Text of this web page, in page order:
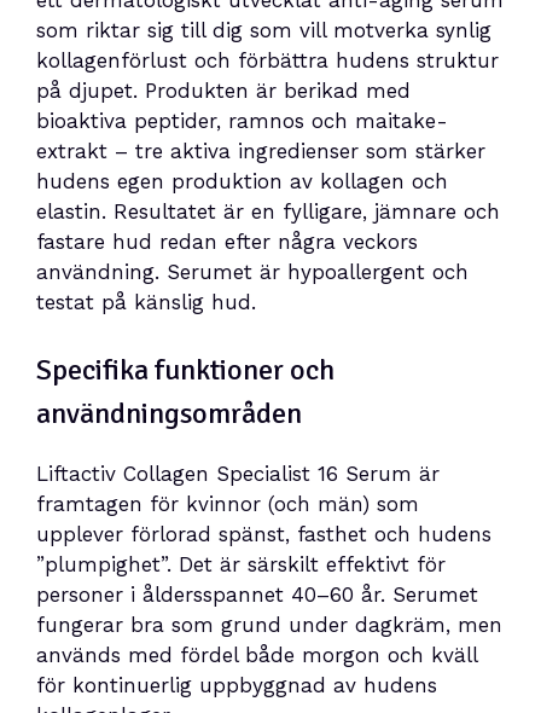
som riktar sig till dig som vill motverka synlig
kollagenförlust och förbättra hudens struktur
på djupet. Produkten är berikad med
bioaktiva peptider, ramnos och maitake-
extrakt – tre aktiva ingredienser som stärker
hudens egen produktion av kollagen och
elastin. Resultatet är en fylligare, jämnare och
fastare hud redan efter några veckors
användning. Serumet är hypoallergent och
testat på känslig hud.
Specifika funktioner och
användningsområden
Liftactiv Collagen Specialist 16 Serum är
framtagen för kvinnor (och män) som
upplever förlorad spänst, fasthet och hudens
”plumpighet”. Det är särskilt effektivt för
personer i åldersspannet 40–60 år. Serumet
fungerar bra som grund under dagkräm, men
används med fördel både morgon och kväll
för kontinuerlig uppbyggnad av hudens